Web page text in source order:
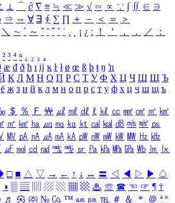
⊥ ⌒ ∂ ∇ ≡ ≒ ≪ ≫ √ ∽ ∝ ∵ ∫ ∬ ∈ ∋
⇒ ⇔ ∀ ∃ ∮ ∑ ∏ ＋ － ＜ ＝
＞
＼ ∼ ´ ～ ˇ ˘ ˝ ˚ ˙ ¸ ¡ ¿ ː ！ ＇ ， ． ／
：
² ³ ⁴ ⁿ ₁ ₂ ₃ ₄
æ đ ð ħ ı ĳ ĸ ŀ ł ø œ ß þ ŧ ŋ ŉ
К Л М Н О П Р С Т У Ф Х Ц Ч Ш Щ Ъ
ё ж з и й к л м н о п р с т у ф х ц ч ш щ ъ
＄ ％ Ｆ ￦ ㎕ ㎖ ㎗ ℓ ㎘ ㏄ ㎣ ㎤ ㎥ ㎦
㎡ ㎢ ㏊ ㎍ ㎎ ㎏ ㏏ ㎈ ㎉ ㏈ ㎧ ㎨ ㎰
㎹ ㎀ ㎁ ㎂ ㎃ ㎄ ㎺ ㎻ ㎽ ㎾ ㎿ ㎐ ㎑
㎌ ㏖ ㏅ ㎭ ㎮ ㎯ ㏛ ㎩ ㎪ ㎫ ㎬ ㏝ ㏐
㏓
□ ■ △ ▽ → ← ↑ ↓ ↔ 〓 ◁ ◀ ▷ ▶ ♤
◑ ▒ ▤ ▨ ▧ ▦ ▩ ♨ ☏ ☎ ☜ ☞ ¶ †
♬ ㉿ ㈜ № ㏇ ™ ㏂ ㏘ ℡ ＃ ＆ ＊ ＠ ª º